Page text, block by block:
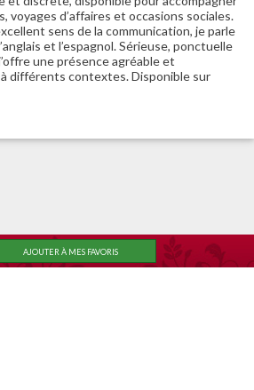
AJOUTER À MES FAVORIS
voyages d’affaires et occasions sociales.
sens de la communication, je parle
et l’espagnol. Sérieuse, ponctuelle
une présence agréable et
différents contextes. Disponible sur